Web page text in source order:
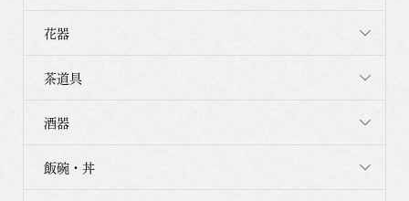
花器
茶道具
酒器
飯碗・丼